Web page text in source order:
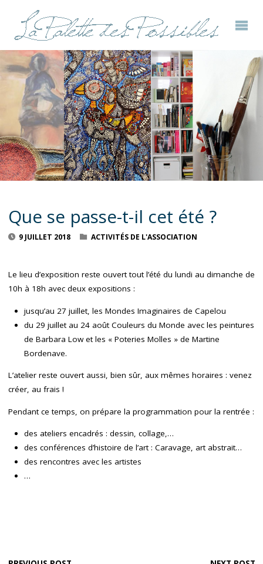
Que se passe-t-il cet été ?
9 JUILLET 2018 ACTIVITÉS DE L'ASSOCIATION
Le lieu d’exposition reste ouvert tout l’été du lundi au dimanche de
10h à 18h avec deux expositions :
jusqu’au 27 juillet, les Mondes Imaginaires de Capelou
du 29 juillet au 24 août Couleurs du Monde avec les peintures
de Barbara Low et les « Poteries Molles » de Martine
Bordenave.
L’atelier reste ouvert aussi, bien sûr, aux mêmes horaires : venez
créer, au frais !
Pendant ce temps, on prépare la programmation pour la rentrée :
des ateliers encadrés : dessin, collage,…
des conférences d’histoire de l’art : Caravage, art abstrait…
des rencontres avec les artistes
…